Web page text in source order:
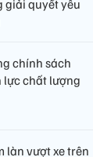
giải quyết yêu
chính sách
lực chất lượng
làn vượt xe trên